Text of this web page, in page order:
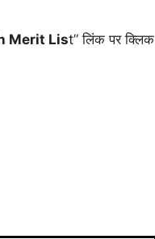
Merit List” लिंक पर क्लिक